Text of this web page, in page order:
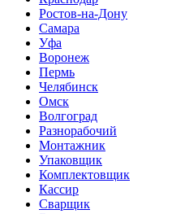
Ростов-на-Дону
Самара
Уфа
Воронеж
Пермь
Челябинск
Омск
Волгоград
Разнорабочий
Монтажник
Упаковщик
Комплектовщик
Кассир
Сварщик